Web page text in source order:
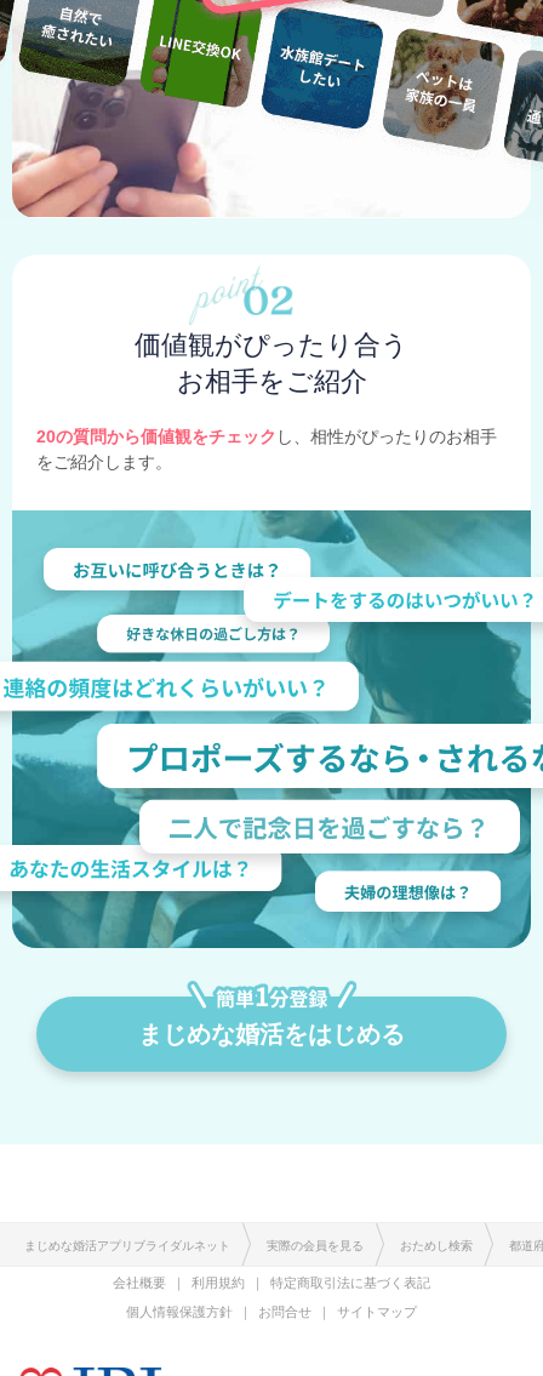
価値観がぴったり合う
お相手をご紹介
20の質問から価値観をチェック し、相性がぴったりのお相手
をご紹介します。
まじめな婚活をはじめる
まじめな婚活アプリブライダルネット 実際の会員を見る おためし検索 都道
会社概要 利用規約
特定商取引法に基づく表記
個人情報保護方針
お問合せ サイトマップ